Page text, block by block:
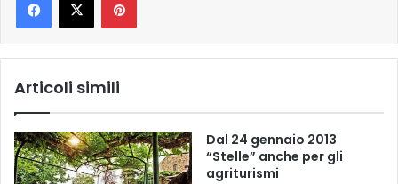
Articoli simili
Dal 24 gennaio 2013
“Stelle” anche per gli
agriturismi